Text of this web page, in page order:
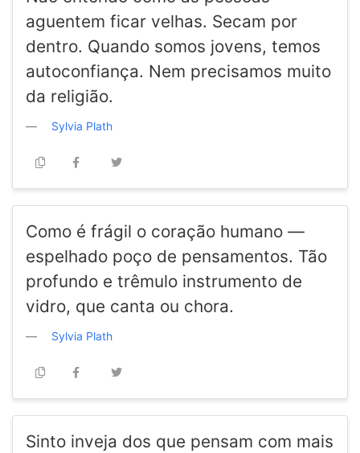
aguentem ficar velhas. Secam por
dentro. Quando somos jovens, temos
autoconfiança. Nem precisamos muito
da religião.
Sylvia Plath
Como é frágil o coração humano —
espelhado poço de pensamentos. Tão
profundo e trêmulo instrumento de
vidro, que canta ou chora.
Sylvia Plath
Sinto inveja dos que pensam com mais